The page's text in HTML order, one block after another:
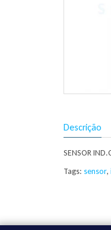
Descrição
SENSOR
Tags: sensor,